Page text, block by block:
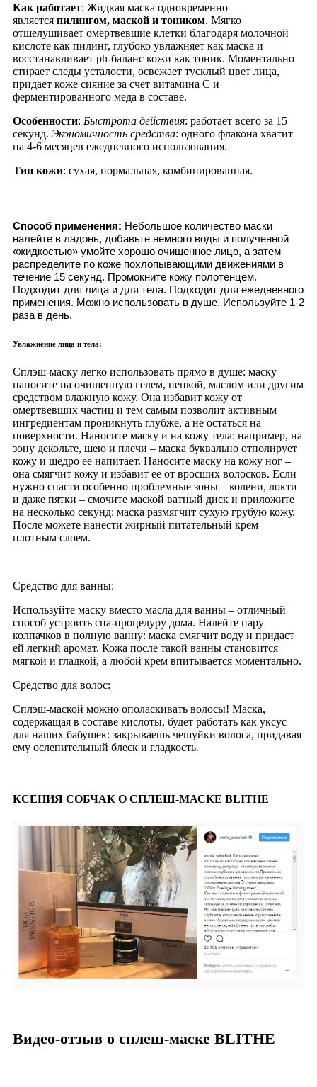
Как работает: Жидкая маска одновременно
является пилингом, маской и тоником. Мягко
отшелушивает омертвевшие клетки благодаря молочной
кислоте как пилинг, глубоко увлажняет как маска и
восстанавливает ph-баланс кожи как тоник. Моментально
стирает следы усталости, освежает тусклый цвет лица,
придает коже сияние за счет витамина С и
ферментированного меда в составе.
Особенности: Быстрота действия: работает всего за 15
секунд. Экономичность средства: одного флакона хватит
на 4-6 месяцев ежедневного использования.
Тип кожи: сухая, нормальная, комбинированная.
Способ применения: Небольшое количество маски
налейте в ладонь, добавьте немного воды и полученной
«жидкостью» умойте хорошо очищенное лицо, а затем
распределите по коже похлопывающими движениями в
течение 15 секунд. Промокните кожу полотенцем.
Подходит для лица и для тела. Подходит для ежедневного
применения. Можно использовать в душе. Используйте 1-2
раза в день.
Увлажнение лица и тела:
Сплэш-маску легко использовать прямо в душе: маску
наносите на очищенную гелем, пенкой, маслом или другим
средством влажную кожу. Она избавит кожу от
омертвевших частиц и тем самым позволит активным
ингредиентам проникнуть глубже, а не остаться на
поверхности. Наносите маску и на кожу тела: например, на
зону декольте, шею и плечи – маска буквально отполирует
кожу и щедро ее напитает. Наносите маску на кожу ног –
она смягчит кожу и избавит ее от вросших волосков. Если
нужно спасти особенно проблемные зоны – колени, локти
и даже пятки – смочите маской ватный диск и приложите
на несколько секунд: маска размягчит сухую грубую кожу.
После можете нанести жирный питательный крем
плотным слоем.
Средство для ванны:
Используйте маску вместо масла для ванны – отличный
способ устроить спа-процедуру дома. Налейте пару
колпачков в полную ванну: маска смягчит воду и придаст
ей легкий аромат. Кожа после такой ванны становится
мягкой и гладкой, а любой крем впитывается моментально.
Средство для волос:
Cплэш-маской можно ополаскивать волосы! Маска,
содержащая в составе кислоты, будет работать как уксус
для наших бабушек: закрываешь чешуйки волоса, придавая
ему ослепительный блеск и гладкость.
КСЕНИЯ СОБЧАК О СПЛЕШ-МАСКЕ BLITHE
Видео-отзыв о сплеш-маске BLITHE